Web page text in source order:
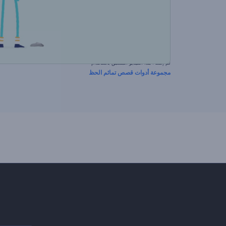
تم إنشاء هذا الفيديو المسبق باستخدام
مجموعة أدوات قصص تمائم الحظ